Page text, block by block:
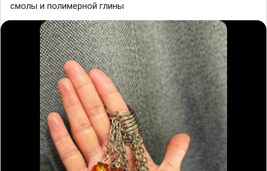
смолы и полимерной глины